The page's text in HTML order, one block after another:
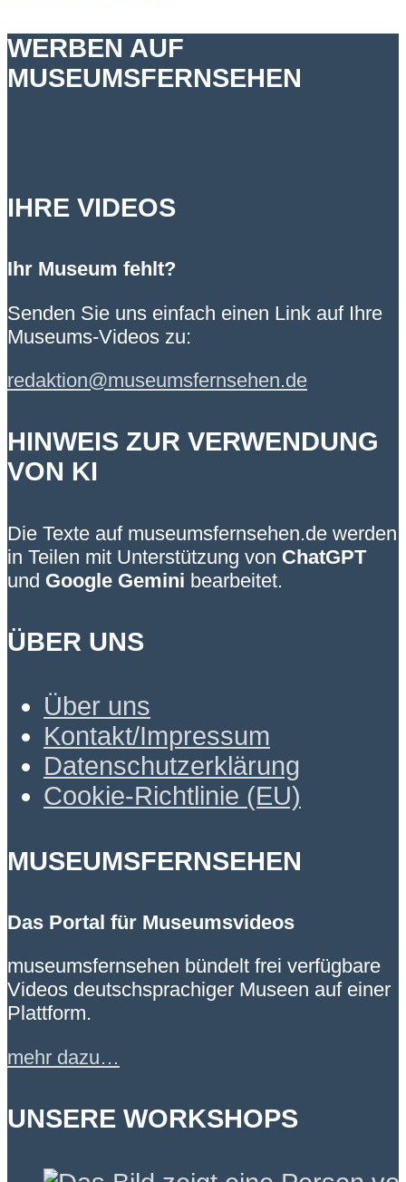
WERBEN AUF
MUSEUMSFERNSEHEN
IHRE VIDEOS
Ihr Museum fehlt?
Senden Sie uns einfach einen Link auf Ihre
Museums-Videos zu:
redaktion@museumsfernsehen.de
HINWEIS ZUR VERWENDUNG
VON KI
Die Texte auf museumsfernsehen.de werden
in Teilen mit Unterstützung von ChatGPT
und Google Gemini bearbeitet.
ÜBER UNS
Über uns
Kontakt/Impressum
Datenschutzerklärung
Cookie-Richtlinie (EU)
MUSEUMSFERNSEHEN
Das Portal für Museumsvideos
museumsfernsehen bündelt frei verfügbare
Videos deutschsprachiger Museen auf einer
Plattform.
mehr dazu…
UNSERE WORKSHOPS